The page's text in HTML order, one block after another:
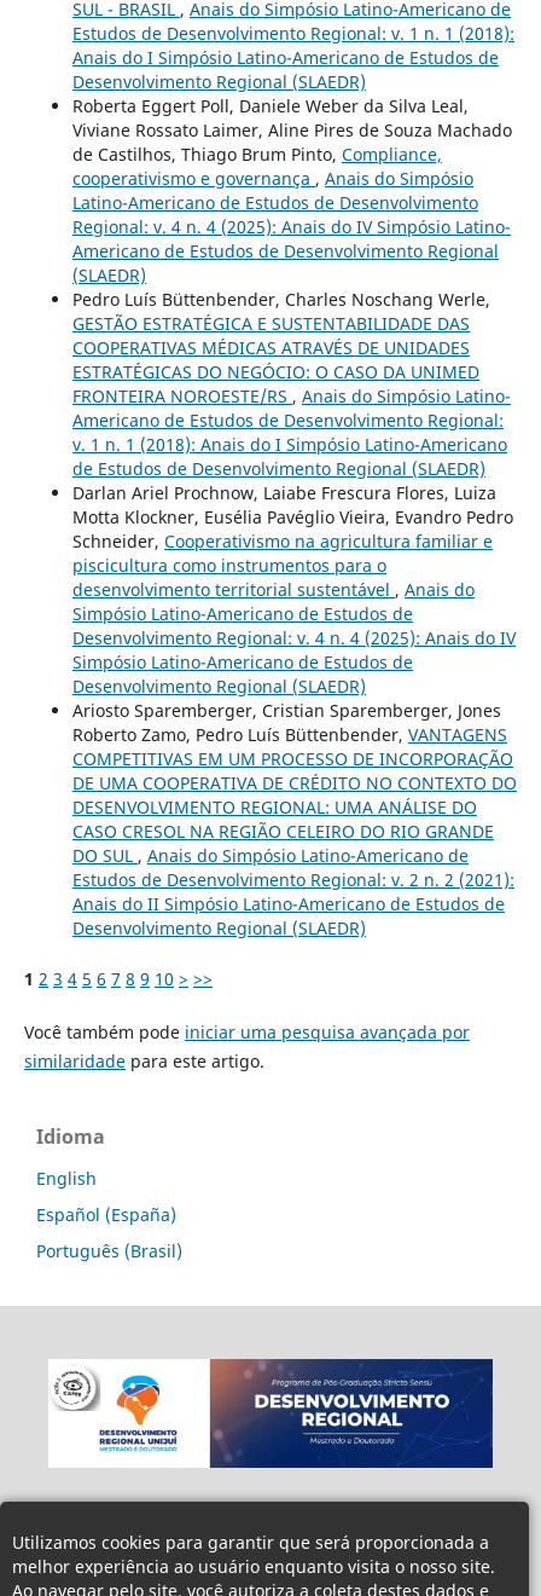
Utilizamos cookies para garantir que será proporcionada a
melhor experiência ao usuário enquanto visita o nosso site.
Ao navegar pelo site, você autoriza a coleta destes dados e
SUL - BRASIL , Anais do Simpósio Latino-Americano de
Estudos de Desenvolvimento Regional: v. 1 n. 1 (2018):
Anais do I Simpósio Latino-Americano de Estudos de
Desenvolvimento Regional (SLAEDR)
Roberta Eggert Poll, Daniele Weber da Silva Leal,
Viviane Rossato Laimer, Aline Pires de Souza Machado
de Castilhos, Thiago Brum Pinto, Compliance,
cooperativismo e governança , Anais do Simpósio
Latino-Americano de Estudos de Desenvolvimento
Regional: v. 4 n. 4 (2025): Anais do IV Simpósio Latino-
Americano de Estudos de Desenvolvimento Regional
(SLAEDR)
Pedro Luís Büttenbender, Charles Noschang Werle,
GESTÃO ESTRATÉGICA E SUSTENTABILIDADE DAS
COOPERATIVAS MÉDICAS ATRAVÉS DE UNIDADES
ESTRATÉGICAS DO NEGÓCIO: O CASO DA UNIMED
FRONTEIRA NOROESTE/RS , Anais do Simpósio Latino-
Americano de Estudos de Desenvolvimento Regional:
v. 1 n. 1 (2018): Anais do I Simpósio Latino-Americano
de Estudos de Desenvolvimento Regional (SLAEDR)
Darlan Ariel Prochnow, Laiabe Frescura Flores, Luiza
Motta Klockner, Eusélia Pavéglio Vieira, Evandro Pedro
Schneider, Cooperativismo na agricultura familiar e
piscicultura como instrumentos para o
desenvolvimento territorial sustentável , Anais do
Simpósio Latino-Americano de Estudos de
Desenvolvimento Regional: v. 4 n. 4 (2025): Anais do IV
Simpósio Latino-Americano de Estudos de
Desenvolvimento Regional (SLAEDR)
Ariosto Sparemberger, Cristian Sparemberger, Jones
Roberto Zamo, Pedro Luís Büttenbender, VANTAGENS
COMPETITIVAS EM UM PROCESSO DE INCORPORAÇÃO
DE UMA COOPERATIVA DE CRÉDITO NO CONTEXTO DO
DESENVOLVIMENTO REGIONAL: UMA ANÁLISE DO
CASO CRESOL NA REGIÃO CELEIRO DO RIO GRANDE
DO SUL , Anais do Simpósio Latino-Americano de
Estudos de Desenvolvimento Regional: v. 2 n. 2 (2021):
Anais do II Simpósio Latino-Americano de Estudos de
Desenvolvimento Regional (SLAEDR)
1 2 3 4 5 6 7 8 9 10 > >>
Você também pode iniciar uma pesquisa avançada por
similaridadepara este artigo.
Idioma
English
Español (España)
Português (Brasil)